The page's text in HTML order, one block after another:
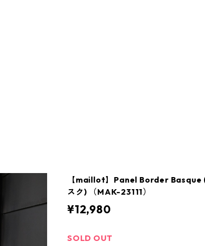
【maillot】Panel Border Basque
スク) （MAK-23111）
¥12,980
SOLD OUT